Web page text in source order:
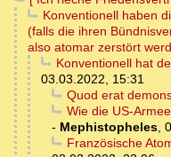
Konventionell haben
(falls die ihren
also atomar zerstört
Konventionell hat
03.03.2022, 15:31
Quod erat
Wie die US-
- Mephistopheles,
Französische